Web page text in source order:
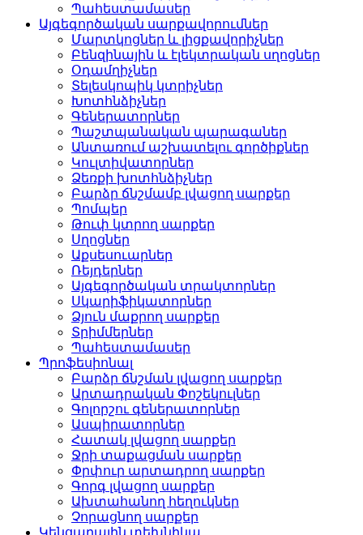
Պահեստամասեր
Այգեգործական սարքավորումներ
Մարտկոցներ և լիցքավորիչներ
Բենզինային և էլեկտրական սղոցներ
Օդամղիչներ
Տելեսկոպիկ կտրիչներ
Խոտհնձիչներ
Գեներատորներ
Պաշտպանական պարագաներ
Անտառում աշխատելու գործիքներ
Կուլտիվատորներ
Ձեռքի խոտհնձիչներ
Բարձր ճնշմամբ լվացող սարքեր
Պոմպեր
Թուփ կտրող սարքեր
Սղոցներ
Աքսեսուարներ
Ռեյդերներ
Այգեգործական տրակտորներ
Սկարիֆիկատորներ
Ձյուն մաքրող սարքեր
Տրիմմերներ
Պահեստամասեր
Պրոֆեսիոնալ
Բարձր ճնշման լվացող սարքեր
Արտադրական Փոշեկուլներ
Գոլորշու գեներատորներ
Ասպիրատորներ
Հատակ լվացող սարքեր
Ջրի տաքացման սարքեր
Փրփուր արտադրող սարքեր
Գորգ լվացող սարքեր
Ախտահանող հեղուկներ
Չորացնող սարքեր